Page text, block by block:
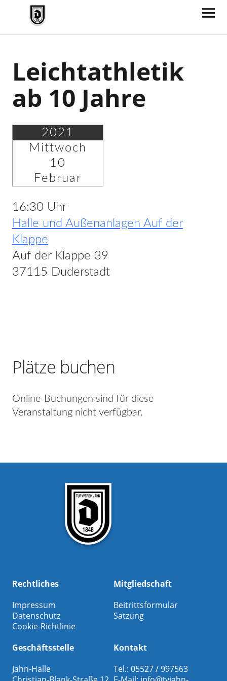
TV Jahn Duderstadt
Leichtathletik
ab 10 Jahre
2021
Mittwoch
10
Februar
16:30 Uhr
Halle und Außenanlagen Auf der
Klappe
Auf der Klappe 39
37115 Duderstadt
Plätze buchen
Online-Buchungen sind für diese
Veranstaltung nicht verfügbar.
Rechtliches
Impressum
Datenschutz
Cookie-Richtlinie
Mitgliedschaft
Beitrittsformular
Satzung
Geschäftsstelle
Jahn-Halle
Kontakt
Tel.: 05527 / 997563